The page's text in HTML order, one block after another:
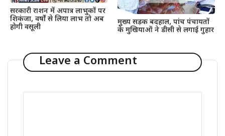
सरकारी राशन में अपात्र लाभुकों पर
शिकंजा, वर्षों से लिया लाभ तो अब
होगी वसूली
मुख्य सड़क बदहाल, पांच पंचायतों
के मुखियाओं ने डीसी से लगाई गुहार
Leave a Comment